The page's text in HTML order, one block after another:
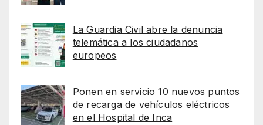
La Guardia Civil abre la denuncia
telemática a los ciudadanos
europeos
Ponen en servicio 10 nuevos puntos
de recarga de vehículos eléctricos
en el Hospital de Inca